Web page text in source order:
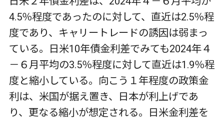
4.5％程度であったのに対して、直近は2.5％程
度であり、キャリートレードの誘因は弱まっ
ている。日米10年債金利差でみても2024年４
－６月平均の3.5％程度に対して直近は1.9％程
度と縮小している。向こう１年程度の政策金
利は、米国が据え置き、日本が利上げであ
り、更なる縮小が想定される。日米金利差を